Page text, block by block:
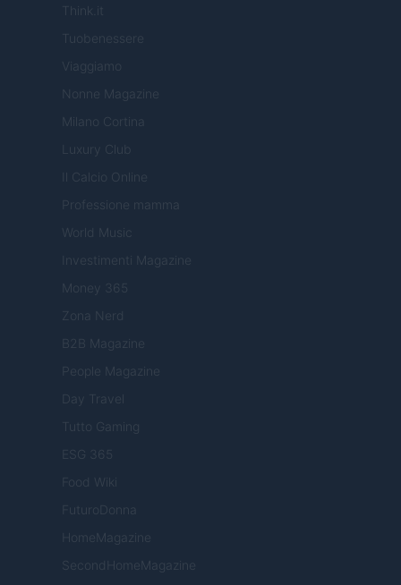
Think.it
Tuobenessere
Viaggiamo
Nonne Magazine
Milano Cortina
Luxury Club
Il Calcio Online
Professione mamma
World Music
Investimenti Magazine
Money 365
Zona Nerd
B2B Magazine
People Magazine
Day Travel
Tutto Gaming
ESG 365
Food Wiki
FuturoDonna
HomeMagazine
SecondHomeMagazine